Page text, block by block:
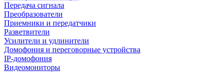
Передача сигнала
Преобразователи
Приемники и передатчики
Разветвители
Усилители и удлинители
Домофония и переговорные устройства
IP-домофония
Видеомониторы